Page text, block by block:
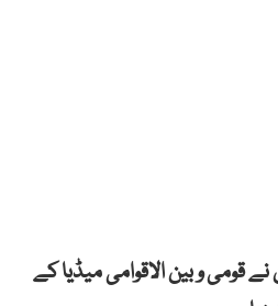
قومی و بین الاقوامی میڈیا کے